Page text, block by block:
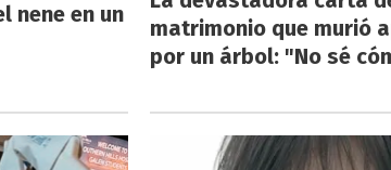
nene en un
matrimonio que murió
por un árbol: "No sé